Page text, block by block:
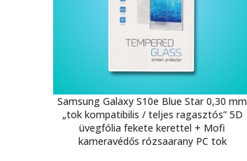
Samsung Galaxy S10e Blue Star 0,30 mm
„tok kompatibilis / teljes ragasztós” 5D
üvegfólia fekete kerettel + Mofi
kameravédős rózsaarany PC tok